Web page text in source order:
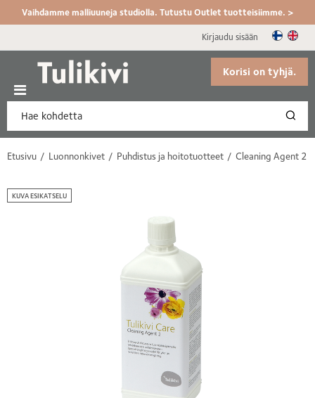
Vaihdamme malliuuneja studiolla. Tutustu Outlet tuotteisiimme. >
Kirjaudu sisään
Korisi on tyhjä.
Etusivu Luonnonkivet Puhdistus ja hoitotuotteet Cleaning Agent 2
KUVA ESIKATSELU